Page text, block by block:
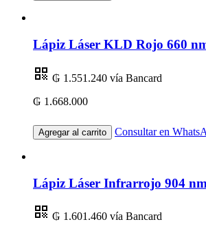
Lápiz Láser KLD Rojo 660
₲ 1.551.240 vía Bancard
₲ 1.668.000
Agregar al carrito Consultar en
Lápiz Láser Infrarrojo 904
₲ 1.601.460 vía Bancard